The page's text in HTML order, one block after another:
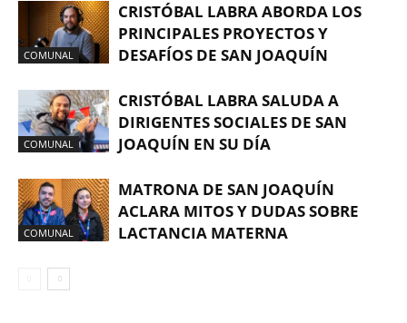
COMUNAL
CRISTÓBAL LABRA ABORDA LOS
PRINCIPALES PROYECTOS Y
DESAFÍOS DE SAN JOAQUÍN
COMUNAL
CRISTÓBAL LABRA SALUDA A
DIRIGENTES SOCIALES DE SAN
JOAQUÍN EN SU DÍA
COMUNAL
MATRONA DE SAN JOAQUÍN
ACLARA MITOS Y DUDAS SOBRE
LACTANCIA MATERNA